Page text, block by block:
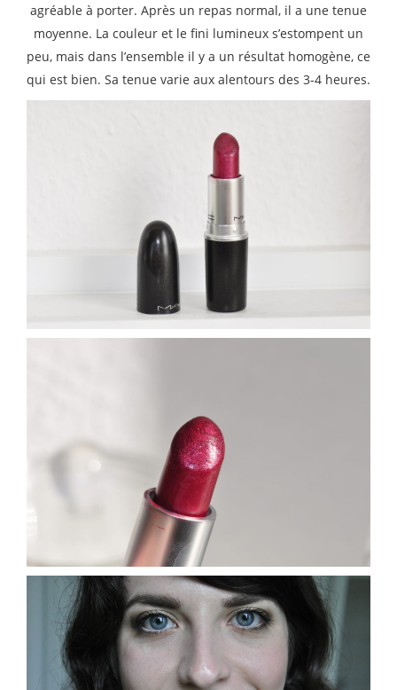
agréable à porter. Après un repas normal, il a une tenue
moyenne. La couleur et le fini lumineux s’estompent un
peu, mais dans l’ensemble il y a un résultat homogène, ce
qui est bien. Sa tenue varie aux alentours des 3-4 heures.